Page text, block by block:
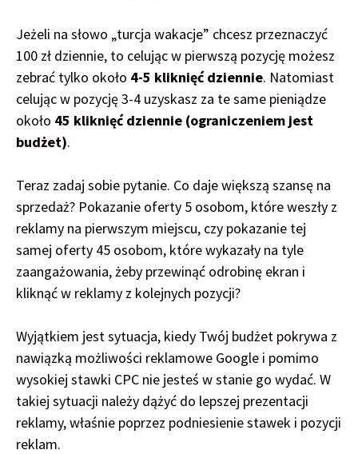
Jeżeli na słowo „turcja wakacje” chcesz przeznaczyć
100 zł dziennie, to celując w pierwszą pozycję możesz
zebrać tylko około 4-5 kliknięć dziennie. Natomiast
celując w pozycję 3-4 uzyskasz za te same pieniądze
około 45 kliknięć dziennie (ograniczeniem jest
budżet).
Teraz zadaj sobie pytanie. Co daje większą szansę na
sprzedaż? Pokazanie oferty 5 osobom, które weszły z
reklamy na pierwszym miejscu, czy pokazanie tej
samej oferty 45 osobom, które wykazały na tyle
zaangażowania, żeby przewinąć odrobinę ekran i
kliknąć w reklamy z kolejnych pozycji?
Wyjątkiem jest sytuacja, kiedy Twój budżet pokrywa z
nawiązką możliwości reklamowe Google i pomimo
wysokiej stawki CPC nie jesteś w stanie go wydać. W
takiej sytuacji należy dążyć do lepszej prezentacji
reklamy, właśnie poprzez podniesienie stawek i pozycji
reklam.